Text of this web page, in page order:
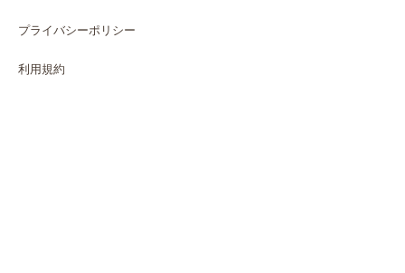
プライバシーポリシー
利用規約